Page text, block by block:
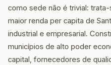
como sede não é trivial:
maior renda per capita de
industrial e empresarial.
municípios de alto poder
capital, fornecedores de